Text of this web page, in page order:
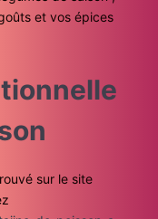
et vos épices
sur le site